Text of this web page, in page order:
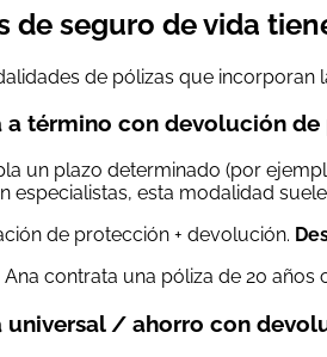
de seguro de vida
de pólizas que
a término con devolución de
un plazo determinado (por
especialistas, esta modalidad
de protección + devolución.
Ana contrata una póliza de 20
universal / ahorro con